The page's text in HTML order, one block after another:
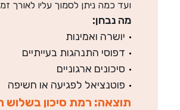
ועד כמה ניתן לסמוך עליו לאורך
מה נבחן:
יושרה ואמינות
דפוסי התנהגות בעייתיים
סיכונים ארגוניים
פוטנציאל לפגיעה או חשיפה
תוצאה: רמת סיכון בשלוש